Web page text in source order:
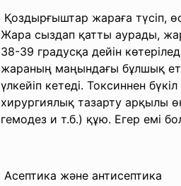
Қоздырғыштар жараға түсіп,
Жара сыздап қатты аурады,
38-39 градусқа дейін
жараның маңындағы бұлшық ет
үлкейіп кетеді. Токсиннен
хирургиялық тазарту арқылы
гемодез и т.б.) құю. Егер емі
Асептика және антисептика